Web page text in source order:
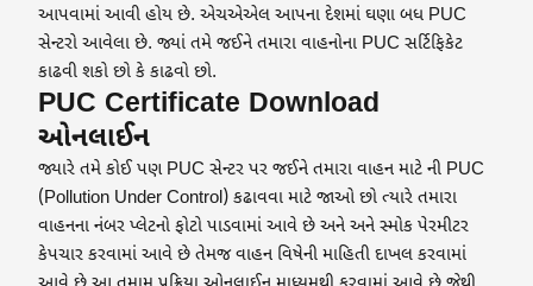
આપવામાં આવી હોય છે. એચએએલ આપના દેશમાં ઘણા બધ PUC
સેન્ટરો આવેલા છે. જ્યાં તમે જઈને તમારા વાહનોના PUC સર્ટિફિકેટ
કાઢવી શકો છો કે કાઢવો છો.
PUC Certificate Download
ઓનલાઈન
જ્યારે તમે કોઈ પણ PUC સેન્ટર પર જઈને તમારા વાહન માટે ની PUC
(Pollution Under Control) કઢાવવા માટે જાઓ છો ત્યારે તમારા
વાહનના નંબર પ્લેટનો ફોટો પાડવામાં આવે છે અને અને સ્મોક પેરમીટર
કેપચાર કરવામાં આવે છે તેમજ વાહન વિષેની માહિતી દાખલ કરવામાં